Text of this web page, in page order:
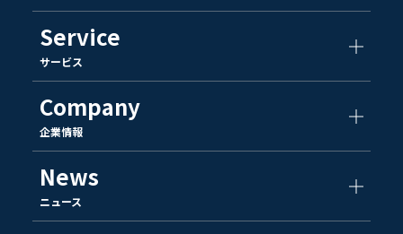
Service
サービス
Company
企業情報
News
ニュース